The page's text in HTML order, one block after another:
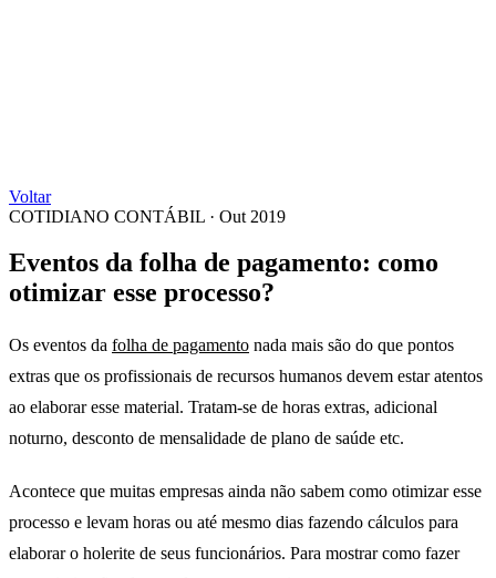
Voltar
COTIDIANO CONTÁBIL · Out 2019
Eventos da folha de pagamento: como
otimizar esse processo?
Os eventos da folha de pagamento nada mais são do que pontos
extras que os profissionais de recursos humanos devem estar atentos
ao elaborar esse material. Tratam-se de horas extras, adicional
noturno, desconto de mensalidade de plano de saúde etc.
Acontece que muitas empresas ainda não sabem como otimizar esse
processo e levam horas ou até mesmo dias fazendo cálculos para
elaborar o holerite de seus funcionários. Para mostrar como fazer